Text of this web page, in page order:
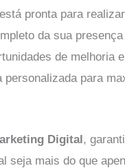
pronta para
da sua
de melhoria
personalizada para
Digital,
seja mais do que